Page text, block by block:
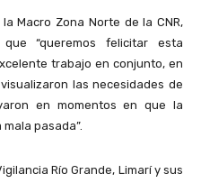
Macro Zona Norte de la CNR,
“queremos felicitar esta
trabajo en conjunto, en
las necesidades de
en momentos en que la
pasada”.
Río Grande, Limarí y sus